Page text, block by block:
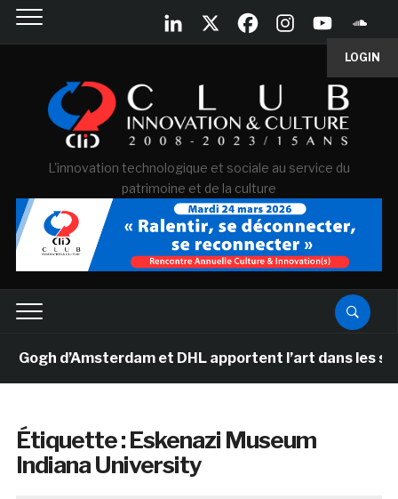
LOGIN
L'innovation technologique et sociale au service du
patrimoine et de la culture
d’Amsterdam et DHL apportent l’art dans les
Étiquette :Eskenazi Museum
Indiana University